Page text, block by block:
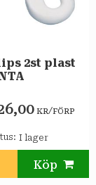
2st plast
KR/FÖRP
till i favoriter